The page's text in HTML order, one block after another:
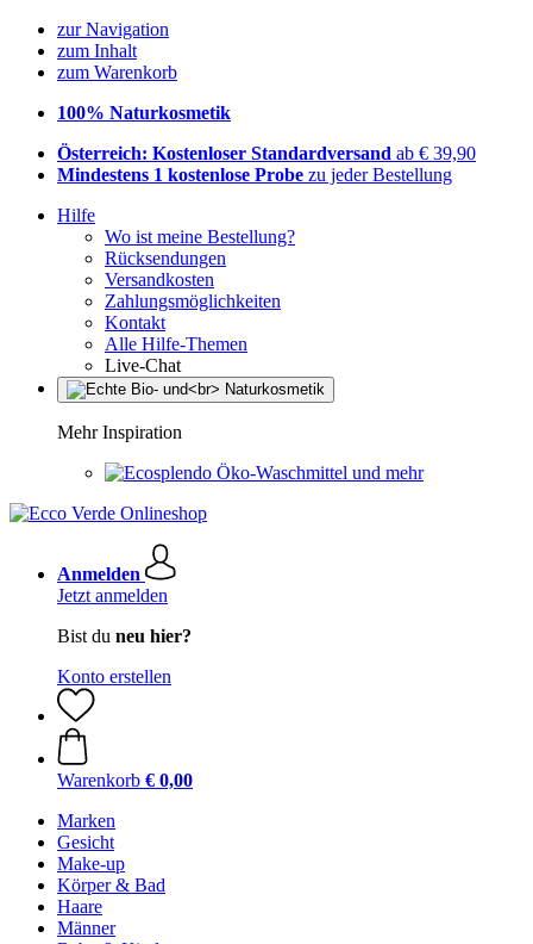
zur Navigation
zum Inhalt
zum Warenkorb
100% Naturkosmetik
Österreich: Kostenloser Standardversand ab € 39,90
Mindestens 1 kostenlose Probe zu jeder Bestellung
Hilfe
Wo ist meine Bestellung?
Rücksendungen
Versandkosten
Zahlungsmöglichkeiten
Kontakt
Alle Hilfe-Themen
Live-Chat
Mehr Inspiration
Öko-Waschmittel und mehr
Anmelden
Jetzt anmelden
Bist du neu hier?
Konto erstellen
Warenkorb € 0,00
Marken
Gesicht
Make-up
Körper & Bad
Haare
Männer